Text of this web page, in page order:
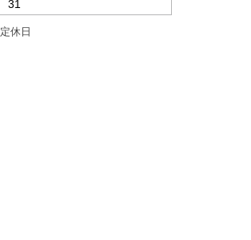
31
定休日